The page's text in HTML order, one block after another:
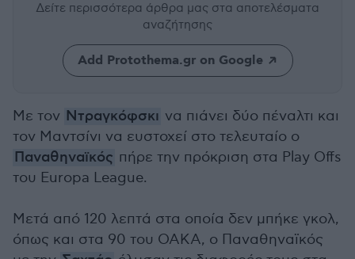
Δείτε περισσότερα άρθρα μας στα αποτελέσματα
αναζήτησης
Add Protothema.gr on Google
Με τον Ντραγκόφσκι να πιάνει δύο πέναλτι και
τον Μαντσίνι να ευστοχεί στο τελευταίο ο
Παναθηναϊκός πήρε την πρόκριση στα Play Offs
του Europa League.
Μετά από 120 λεπτά στα οποία δεν μπήκε γκολ,
όπως και στα 90 του ΟΑΚΑ, ο Παναθηναϊκός